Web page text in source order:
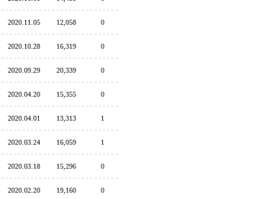
2020.11.05 12,058 0
2020.10.28 16,319 0
2020.09.29 20,339 0
2020.04.20 15,355 0
2020.04.01 13,313 1
2020.03.24 16,059 1
2020.03.18 15,296 0
2020.02.20 19,160 0